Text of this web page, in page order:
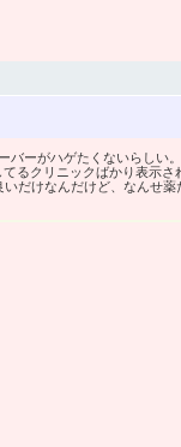
バーがハゲたくないらしい
るクリニックばかり表示
だけなんだけど、なんせ